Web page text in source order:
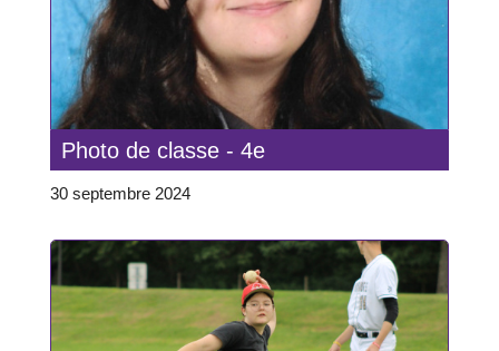
Photo de classe - 4e
30 septembre 2024